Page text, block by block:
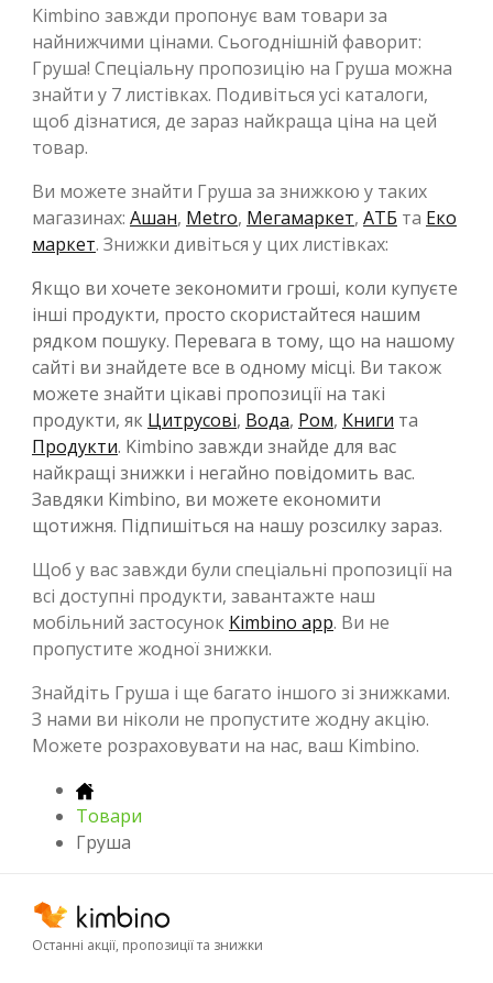
Kimbino завжди пропонує вам товари за
найнижчими цінами. Сьогоднішній фаворит:
Груша! Спеціальну пропозицію на Груша можна
знайти у 7 листівках. Подивіться усі каталоги,
щоб дізнатися, де зараз найкраща ціна на цей
товар.
Ви можете знайти Груша за знижкою у таких
магазинах: Ашан, Metro, Мегамаркет, АТБ та Еко
маркет. Знижки дивіться у цих листівках:
Якщо ви хочете зекономити гроші, коли купуєте
інші продукти, просто скористайтеся нашим
рядком пошуку. Перевага в тому, що на нашому
сайті ви знайдете все в одному місці. Ви також
можете знайти цікаві пропозиції на такі
продукти, як Цитрусові, Вода, Ром, Книги та
Продукти. Kimbino завжди знайде для вас
найкращі знижки і негайно повідомить вас.
Завдяки Kimbino, ви можете економити
щотижня. Підпишіться на нашу розсилку зараз.
Щоб у вас завжди були спеціальні пропозиції на
всі доступні продукти, завантажте наш
мобільний застосунок Kimbino app. Ви не
пропустите жодної знижки.
Знайдіть Груша і ще багато іншого зі знижками.
З нами ви ніколи не пропустите жодну акцію.
Можете розраховувати на нас, ваш Kimbino.
Товари
Груша
Останні акції, пропозиції та знижки